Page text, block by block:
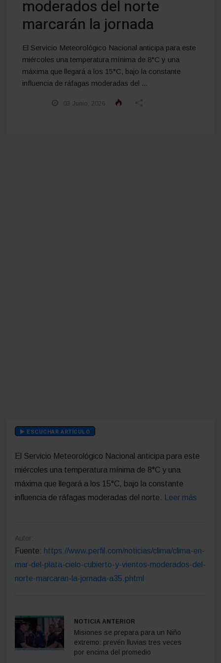
moderados del norte
marcarán la jornada
El Servicio Meteorológico Nacional anticipa para este
miércoles una temperatura mínima de 8°C y una
máxima que llegará a los 15°C, bajo la constante
influencia de ráfagas moderadas del ...
03 Junio, 2026
ESCUCHAR ARTÍCULO
El Servicio Meteorológico Nacional anticipa para este
miércoles una temperatura mínima de 8°C y una
máxima que llegará a los 15°C, bajo la constante
influencia de ráfagas moderadas del norte.
Leer más
Autor:
Fuente: https://www.perfil.com/noticias/clima/clima-en-
mar-del-plata-cielo-cubierto-y-vientos-moderados-del-
norte-marcaran-la-jornada-a35.phtml
NOTICIA ANTERIOR
Misiones se prepara para un Niño
extremo: prevén lluvias tres veces
por encima del promedio